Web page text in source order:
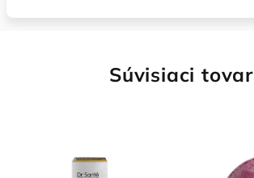
Súvisiaci tovar